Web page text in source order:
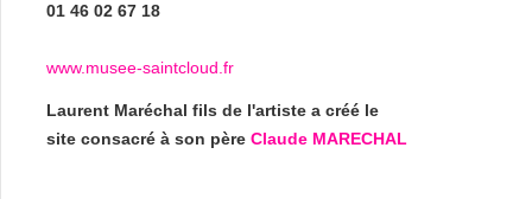
01 46 02 67 18
www.musee-saintcloud.fr
Laurent Maréchal fils de l'artiste a créé le
site consacré à son père Claude MARECHAL